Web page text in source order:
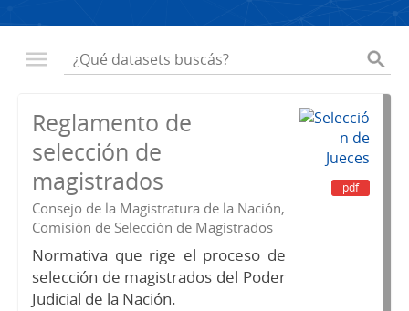
Reglamento de
selección de
magistrados
Consejo de la Magistratura de la Nación,
Comisión de Selección de Magistrados
Normativa que rige el proceso de
selección de magistrados del Poder
Judicial de la Nación.
pdf